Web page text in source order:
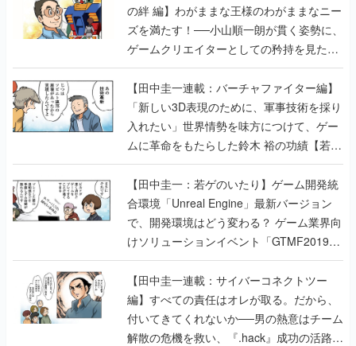
の絆 編】わがままな王様のわがままなニー
ズを満たす！──小山順一朗が貫く姿勢に、
ゲームクリエイターとしての矜持を見た
【若ゲのいたり最終回】
【田中圭一連載：バーチャファイター編】
「新しい3D表現のために、軍事技術を採り
入れたい」世界情勢を味方につけて、ゲー
ムに革命をもたらした鈴木 裕の功績【若ゲ
のいたり】
【田中圭一：若ゲのいたり】ゲーム開発統
合環境「Unreal Engine」最新バージョン
で、開発環境はどう変わる？ ゲーム業界向
けソリューションイベント「GTMF2019」
に行って、より理解を深めよう【PR】
【田中圭一連載：サイバーコネクトツー
編】すべての責任はオレが取る。だから、
付いてきてくれないか──男の熱意はチーム
解散の危機を救い、『.hack』成功の活路を